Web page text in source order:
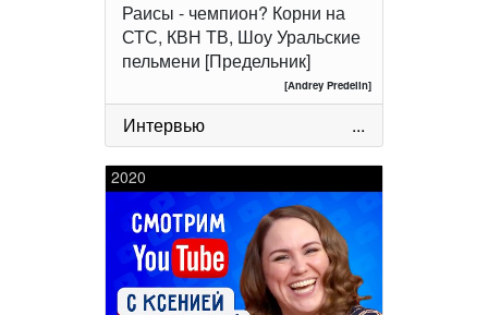
Раисы - чемпион? Корни на
СТС, КВН ТВ, Шоу Уральские
пельмени [Предельник]
[Andrey Predelin]
Интервью ...
2020